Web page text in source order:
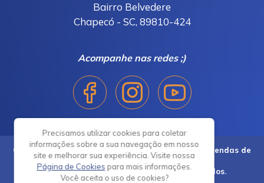
Bairro Belvedere
Chapecó - SC, 89810-424
Acompanhe nas redes ;)
Copyright © 2021 Associação Catarinense das Revendas de
Materiais
para Construção. Todos os direitos reservados.
Precisamos utilizar cookies para coletar
informações sobre a sua navegação em nosso
site e melhorar sua experiência. Visite nossa
Página de Cookiespara mais informações.
Você aceita o uso de cookies?